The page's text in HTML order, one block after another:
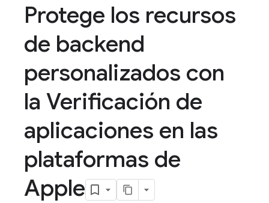
Protege los recursos
de backend
personalizados con
la Verificación de
aplicaciones en las
plataformas de
Apple